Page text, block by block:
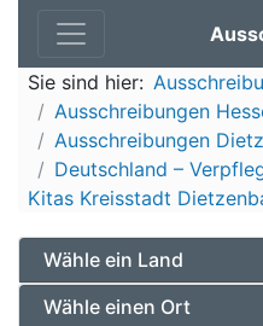
Sie sind hier:
Ausschreibungen
Ausschreibungen
Deutschland –
Kitas Kreisstadt
Wähle ein Land
Wähle einen Ort